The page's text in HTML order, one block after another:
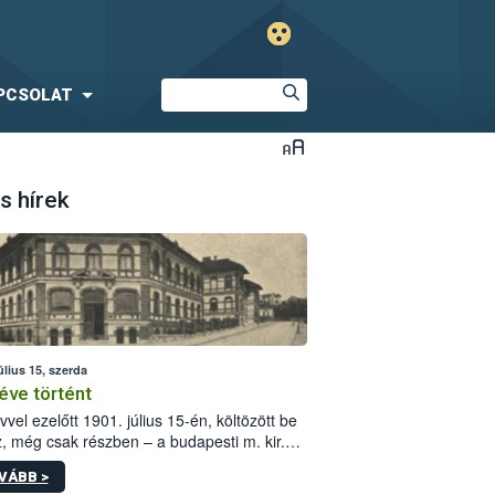
hírek
15, szerda
történt
ezelőtt 1901. július 15-én, költözött be
még csak részben – a budapesti m. kir.
állomás a Kis Rókus utca
alatti, Czigler Győző által tervezett új
>